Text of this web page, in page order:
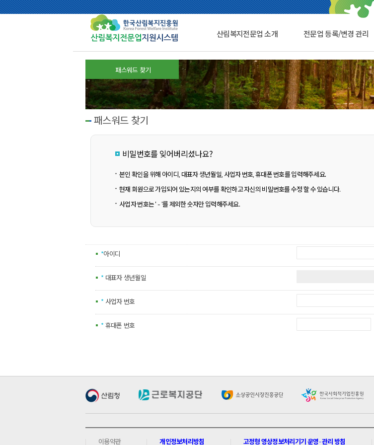
산림복지전문업 소개 전문업 등록/변경 관리
패스워드 찾기
패스워드 찾기
비밀번호를 잊어버리셨나요?
본인 확인을 위해 아이디, 대표자 생년월일, 사업자 번호, 휴대폰 번호를 입력해주세요.
현재 회원으로 가입되어 있는지의 여부를 확인하고 자신의 비밀번호를 수정 할 수 있습니다.
사업자 번호는 ' - '를 제외한 숫자만 입력해주세요.
*아이디
* 대표자 생년월일
* 사업자 번호
* 휴대폰 번호
이용약관 개인정보처리방침 고정형 영상정보처리기기 운영 · 관리 방침